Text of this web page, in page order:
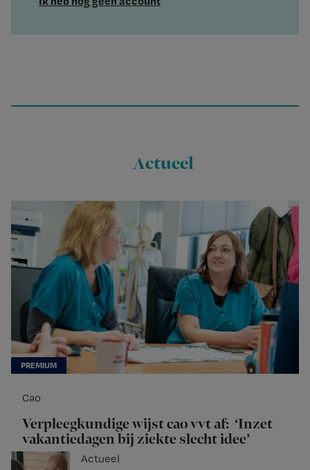
Actueel
Cao
Verpleegkundige wijst cao vvt af: ‘Inzet
vakantiedagen bij ziekte slecht idee’
Actueel